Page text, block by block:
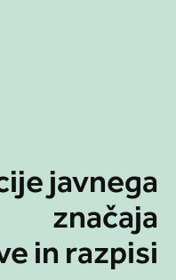
javnega
značaja
in razpisi